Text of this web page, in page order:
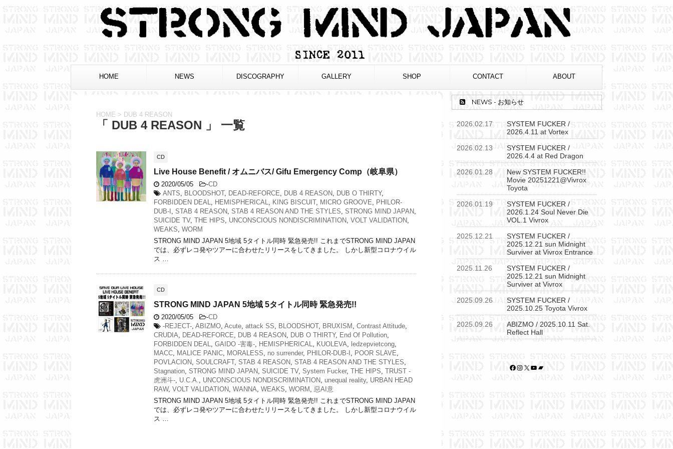
HOME NEWS DISCOGRAPHY GALLERY SHOP CONTACT ABOUT
HOME > DUB 4 REASON
「 DUB 4 REASON 」 一覧
CD
Live House Benefit / オムニバス/ Gifu Emergency Comp（岐阜県）
2020/05/05 -CD
ANTS
BLOODSHOT, DEAD-REFORCE DUB 4 REASON DUB O THIRTY,
FORBIDDEN DEAL
HEMISPHERICAL KING BISCUIT, MICRO GROOVE
PHILOR-
DUB-I
STAB 4 REASON STAB 4 REASON AND THE STYLES STRONG MIND JAPAN
SUICIDE TV, THE HIPS UNCONSCIOUS NONDISCRIMINATION VOLT VALIDATION
WEAKS WORM
STRONG MIND JAPAN 5地域 5タイトル同時 緊急発売!! これまでSTRONG MIND JAPAN
では、必ずレコ発やツアーに合わせたリリースをしてきました。 しかし新型コロナウイル
ス …
CD
STRONG MIND JAPAN 5地域 5タイトル同時 緊急発売!!
2020/05/05 -CD
-REJECT- ABIZMO Acute attack SS BLOODSHOT, BRUXISM Contrast Attitude
CRUDIA
DEAD-REFORCE DUB 4 REASON DUB O THIRTY, End Of Pollution
FORBIDDEN DEAL
GAIDO -害毒- HEMISPHERICAL KUOLEVA ledzepvietcong
MACC
MALICE PANIC MORALESS no surrender, PHILOR-DUB-I POOR SLAVE
POVLACION
SOULCRAFT, STAB 4 REASON STAB 4 REASON AND THE STYLES
Stagnation STRONG MIND JAPAN SUICIDE TV, System Fucker, THE HIPS TRUST -
虎洲斗- U.C.A. UNCONSCIOUS NONDISCRIMINATION unequal reality, URBAN HEAD
RAW, VOLT VALIDATION WANNA WEAKS WORM
惡AI意
STRONG MIND JAPAN 5地域 5タイトル同時 緊急発売!! これまでSTRONG MIND JAPAN
では、必ずレコ発やツアーに合わせたリリースをしてきました。 しかし新型コロナウイル
ス …
NEWS - お知らせ
2026.02.17
SYSTEM FUCKER /
2026.4.11 at Vortex
2026.02.13
SYSTEM FUCKER /
2026.4.4 at Red Dragon
2026.01.28
New SYSTEM FUCKER!!
Movie 20251221@Vivrox
Toyota
2026.01.19
SYSTEM FUCKER /
2026.1.24 Soul Never Die
VOL.1 Vivrox
2025.12.21
SYSTEM FUCKER /
2025.12.21 sun Midnight
Surviver at Vivrox Entrance
2025.11.26
SYSTEM FUCKER /
2025.12.21 sun Midnight
Surviver at Vivrox
2025.09.26
SYSTEM FUCKER /
2025.10.25 Toyota Vivrox
2025.09.26
ABIZMO / 2025.10.11 Sat.
Reflect Hall
Facebook
Instagram
X YouTube
Bandcamp